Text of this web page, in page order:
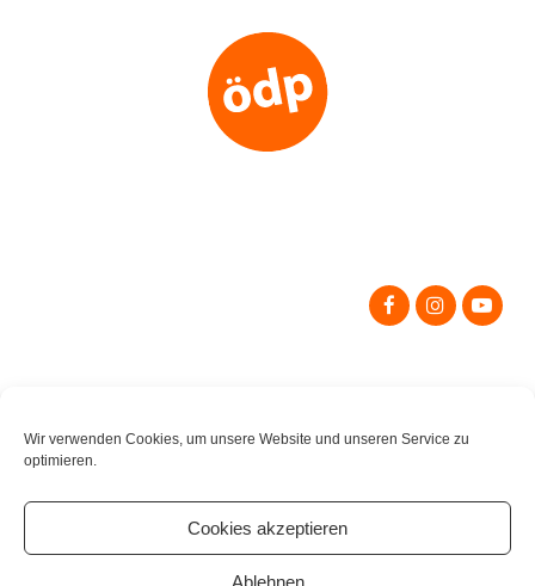
Wir verwenden Cookies, um unsere Website und unseren Service zu
optimieren.
Cookies akzeptieren
Ablehnen